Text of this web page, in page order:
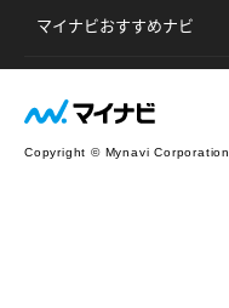
マイナビおすすめナビ
Copyright © Mynavi Corporation